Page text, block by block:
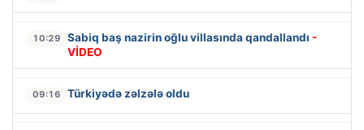
10:29 Sabiq baş nazirin oğlu villasında qandallandı -
VİDEO
09:16 Türkiyədə zəlzələ oldu